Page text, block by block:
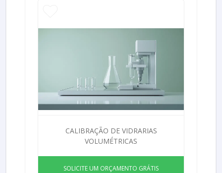
CALIBRAÇÃO DE VIDRARIAS
VOLUMÉTRICAS
SOLICITE UM ORÇAMENTO GRÁTIS